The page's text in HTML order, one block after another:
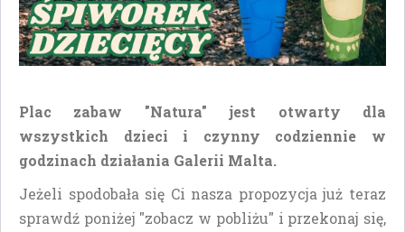
Plac zabaw "Natura" jest otwarty dla
wszystkich dzieci i czynny codziennie w
godzinach działania Galerii Malta.
Jeżeli spodobała się Ci nasza propozycja już teraz
sprawdź poniżej "zobacz w pobliżu" i przekonaj się,